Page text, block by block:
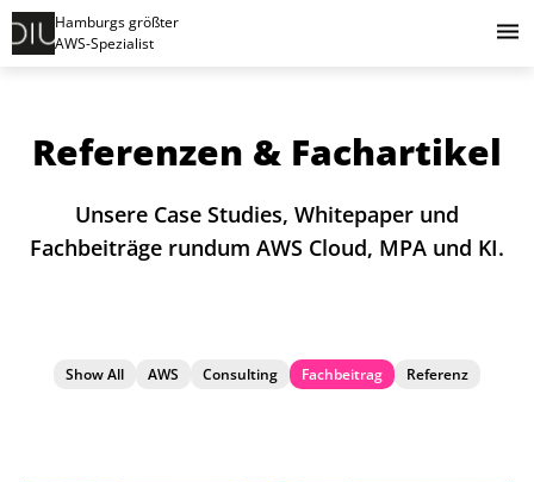
Hamburgs größter
AWS-Spezialist
Referenzen & Fachartikel
Unsere Case Studies, Whitepaper und
Fachbeiträge rundum AWS Cloud, MPA und KI.
Show All AWS Consulting Fachbeitrag Referenz